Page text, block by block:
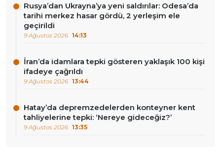
Rusya’dan Ukrayna’ya yeni saldırılar: Odesa’da
tarihi merkez hasar gördü, 2 yerleşim ele
geçirildi
9 Ağustos 2026 14:13
İran’da idamlara tepki gösteren yaklaşık 100 kişi
ifadeye çağrıldı
9 Ağustos 2026 13:44
Hatay’da depremzedelerden konteyner kent
tahliyelerine tepki: ‘Nereye gideceğiz?’
9 Ağustos 2026 13:35